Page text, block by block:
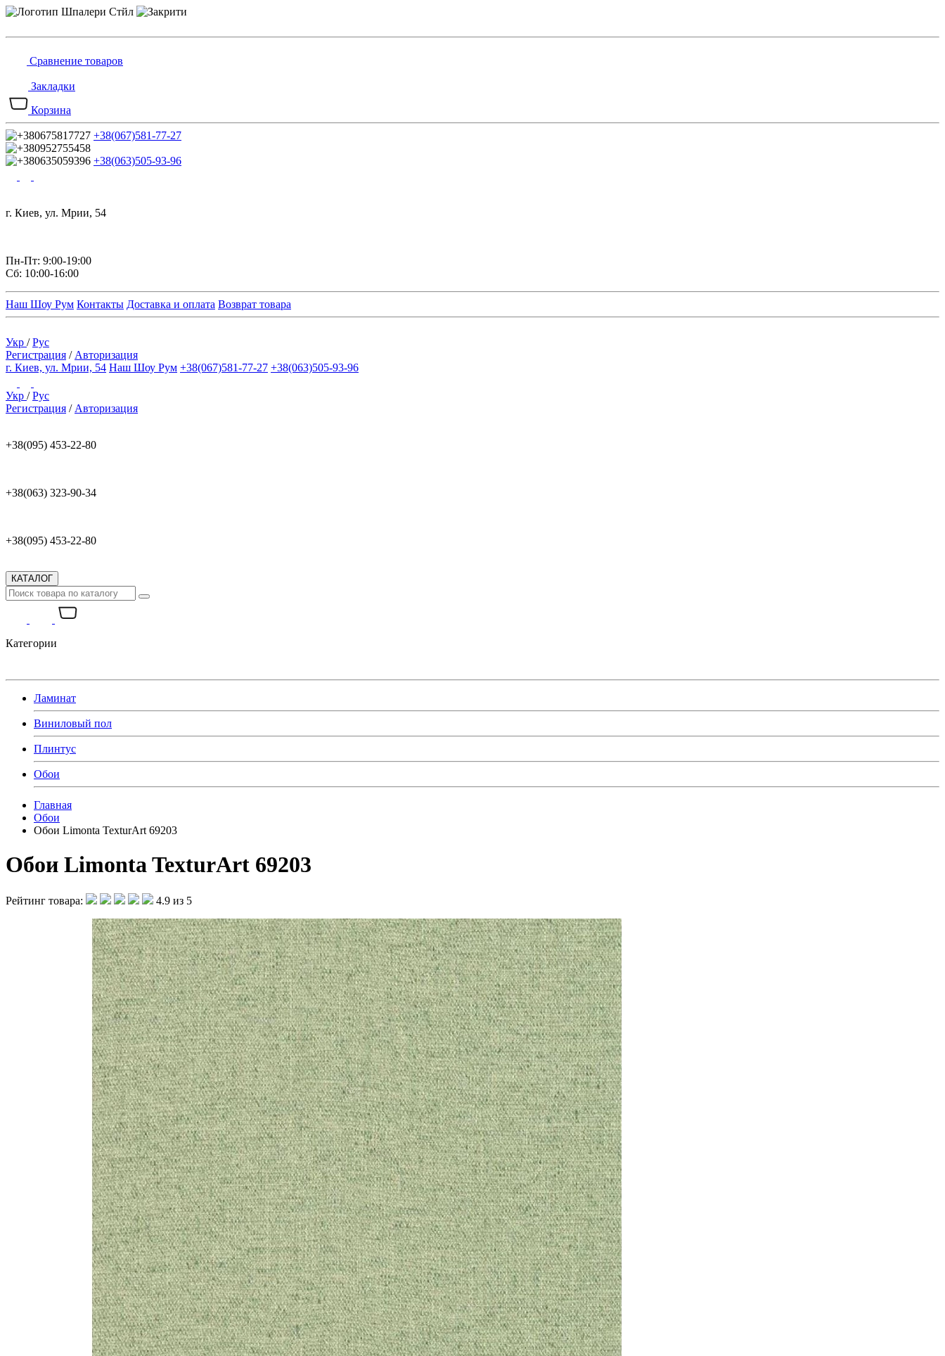
Сравнение товаров
Закладки
Корзина
+38(067)581-77-27
+38(063)505-93-96
г. Киев, ул. Мрии, 54
Пн-Пт: 9:00-19:00
Сб: 10:00-16:00
Наш Шоу Рум Контакты Доставка и оплата Возврат товара
Укр /Рус
Регистрация / Авторизация
г. Киев, ул. Мрии, 54 Наш Шоу Рум +38(067)581-77-27 +38(063)505-93-96
Укр /Рус
Регистрация / Авторизация
+38(095) 453-22-80
+38(063) 323-90-34
+38(095) 453-22-80
КАТАЛОГ
Категории
Ламинат
Виниловый пол
Плинтус
Обои
Главная
Обои
Обои Limonta TexturArt 69203
Обои Limonta TexturArt 69203
Рейтинг товара: 4.9 из 5